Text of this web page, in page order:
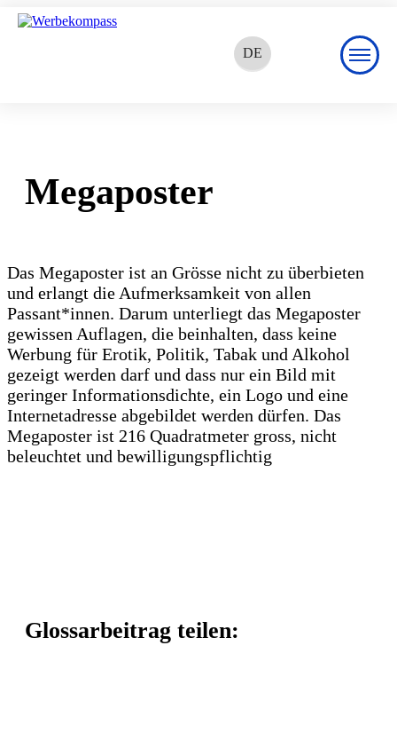
DE
Megaposter
Das Megaposter ist an Grösse nicht zu überbieten
und erlangt die Aufmerksamkeit von allen
Passant*innen. Darum unterliegt das Megaposter
gewissen Auflagen, die beinhalten, dass keine
Werbung für Erotik, Politik, Tabak und Alkohol
gezeigt werden darf und dass nur ein Bild mit
geringer Informationsdichte, ein Logo und eine
Internetadresse abgebildet werden dürfen. Das
Megaposter ist 216 Quadratmeter gross, nicht
beleuchtet und bewilligungspflichtig
Glossarbeitrag teilen: